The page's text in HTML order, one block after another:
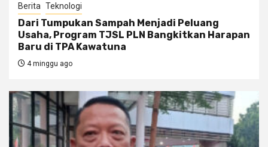
Berita Teknologi
Dari Tumpukan Sampah Menjadi Peluang
Usaha, Program TJSL PLN Bangkitkan Harapan
Baru di TPA Kawatuna
4 minggu ago